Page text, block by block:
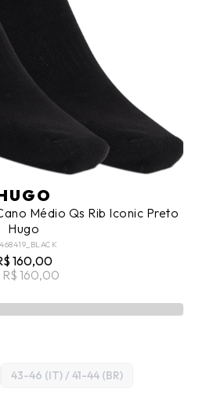
Médio Qs Rib Iconic Preto
Hugo
160,00
R$ 160,00
43-46 (IT) / 41-44 (BR)